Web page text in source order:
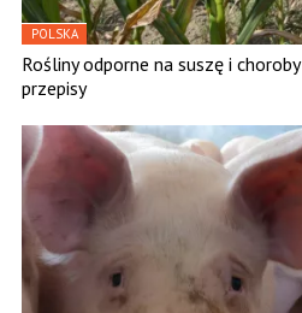
POLSKA
Rośliny odporne na suszę i
przepisy